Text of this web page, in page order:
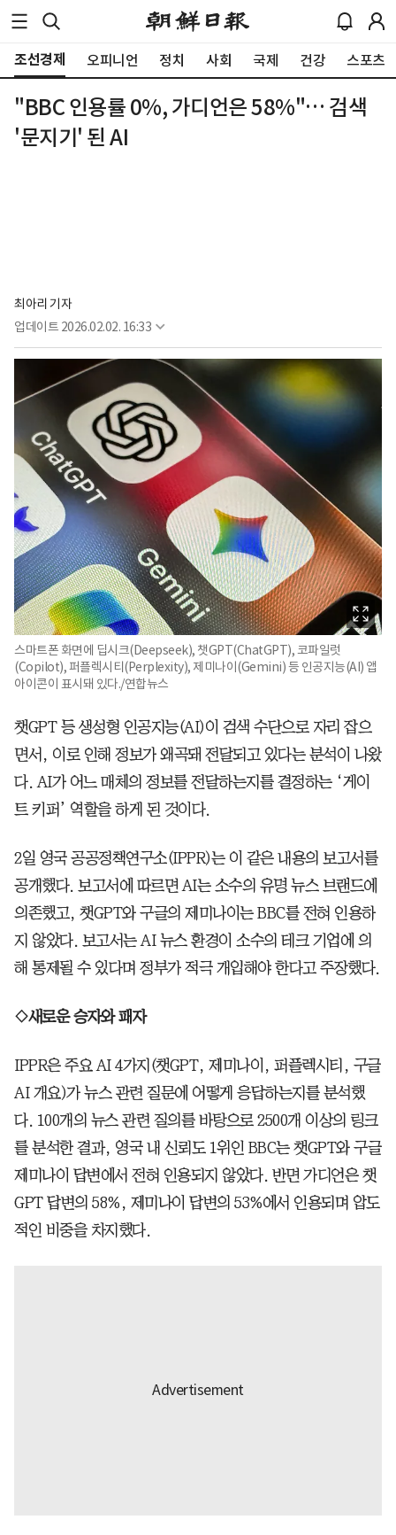
조선경제 오피니언 정치 사회 국제 건강 스포츠
"BBC 인용률 0%, 가디언은 58%"… 검색
'문지기' 된 AI
최아리 기자
업데이트 2026.02.02. 16:33
스마트폰 화면에 딥시크(Deepseek), 챗GPT(ChatGPT), 코파일럿
(Copilot), 퍼플렉시티(Perplexity), 제미나이(Gemini) 등 인공지능(AI) 앱
아이콘이 표시돼 있다./연합뉴스
챗GPT 등 생성형 인공지능(AI)이 검색 수단으로 자리 잡으
면서, 이로 인해 정보가 왜곡돼 전달되고 있다는 분석이 나왔
다. AI가 어느 매체의 정보를 전달하는지를 결정하는 ‘게이
트 키퍼’ 역할을 하게 된 것이다.
2일 영국 공공정책연구소(IPPR)는 이 같은 내용의 보고서를
공개했다. 보고서에 따르면 AI는 소수의 유명 뉴스 브랜드에
의존했고, 챗GPT와 구글의 제미나이는 BBC를 전혀 인용하
지 않았다. 보고서는 AI 뉴스 환경이 소수의 테크 기업에 의
해 통제될 수 있다며 정부가 적극 개입해야 한다고 주장했다.
◇새로운 승자와 패자
IPPR은 주요 AI 4가지(챗GPT, 제미나이, 퍼플렉시티, 구글
AI 개요)가 뉴스 관련 질문에 어떻게 응답하는지를 분석했
다. 100개의 뉴스 관련 질의를 바탕으로 2500개 이상의 링크
를 분석한 결과, 영국 내 신뢰도 1위인 BBC는 챗GPT와 구글
제미나이 답변에서 전혀 인용되지 않았다. 반면 가디언은 챗
GPT 답변의 58%, 제미나이 답변의 53%에서 인용되며 압도
적인 비중을 차지했다.